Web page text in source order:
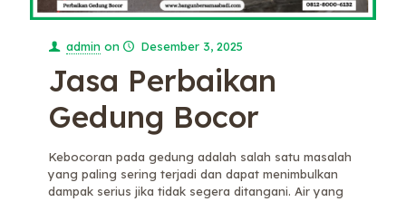
admin on Desember 3, 2025
Jasa Perbaikan
Gedung Bocor
Kebocoran pada gedung adalah salah satu masalah
yang paling sering terjadi dan dapat menimbulkan
dampak serius jika tidak segera ditangani. Air yang